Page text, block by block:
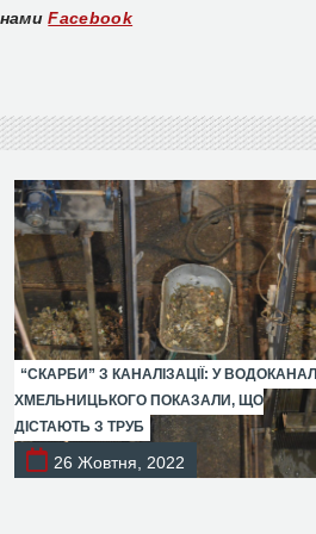
Facebook
“СКАРБИ” З КАНАЛІЗАЦІЇ: У ВОДОКАНАЛІ
ХМЕЛЬНИЦЬКОГО ПОКАЗАЛИ, ЩО
ДІСТАЮТЬ З ТРУБ
26 Жовтня, 2022